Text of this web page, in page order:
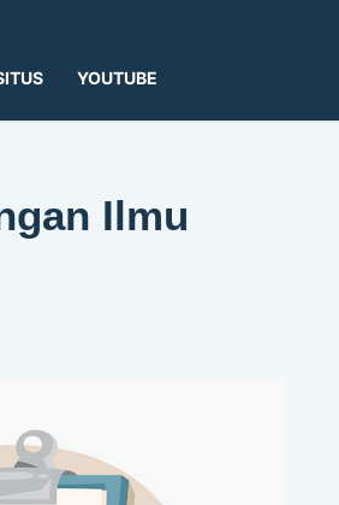
YOUTUBE
Ilmu